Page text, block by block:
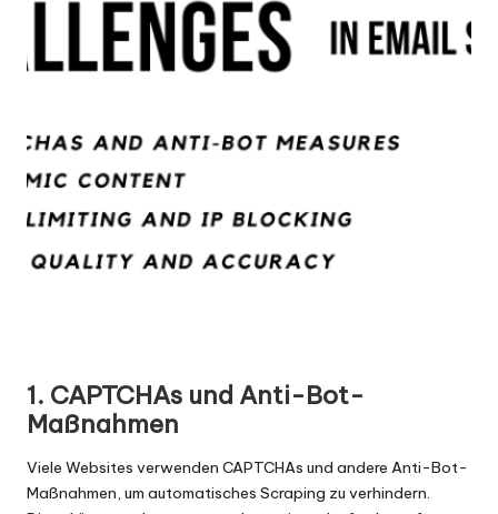
1. CAPTCHAs und Anti-Bot-
Maßnahmen
Viele Websites verwenden CAPTCHAs und andere Anti-Bot-
Maßnahmen, um automatisches Scraping zu verhindern.